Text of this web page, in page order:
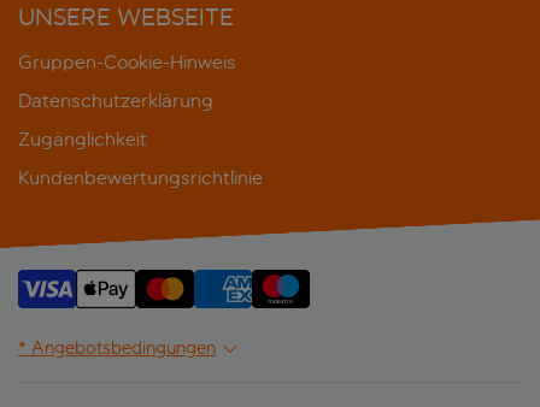
UNSERE WEBSEITE
Gruppen-Cookie-Hinweis
Datenschutzerklärung
Zugänglichkeit
Kundenbewertungsrichtlinie
* Angebotsbedingungen